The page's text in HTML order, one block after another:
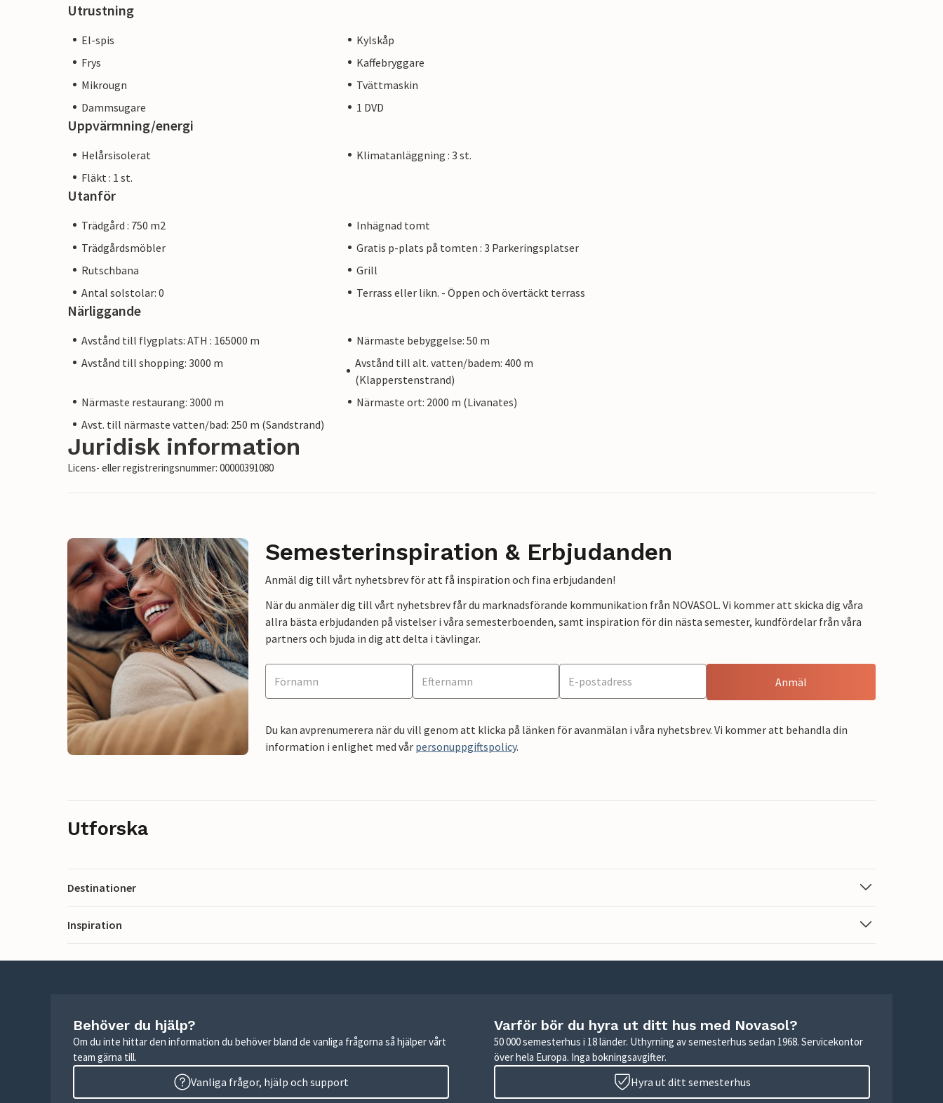
Utrustning
El-spis
Kylskåp
Frys
Kaffebryggare
Mikrougn
Tvättmaskin
Dammsugare
1 DVD
Uppvärmning/energi
Helårsisolerat
Klimatanläggning : 3 st.
Fläkt : 1 st.
Utanför
Trädgård : 750 m2
Inhägnad tomt
Trädgårdsmöbler
Gratis p-plats på tomten : 3 Parkeringsplatser
Rutschbana
Grill
Antal solstolar: 0
Terrass eller likn. - Öppen och övertäckt terrass
Närliggande
Avstånd till flygplats: ATH : 165000 m
Närmaste bebyggelse: 50 m
Avstånd till shopping: 3000 m
Avstånd till alt. vatten/badem: 400 m
(Klapperstenstrand)
Närmaste restaurang: 3000 m
Närmaste ort: 2000 m (Livanates)
Avst. till närmaste vatten/bad: 250 m (Sandstrand)
Juridisk information
Licens- eller registreringsnummer: 00000391080
Semesterinspiration & Erbjudanden
Anmäl dig till vårt nyhetsbrev för att få inspiration och fina erbjudanden!
När du anmäler dig till vårt nyhetsbrev får du marknadsförande kommunikation från NOVASOL. Vi kommer att skicka dig våra
allra bästa erbjudanden på vistelser i våra semesterboenden, samt inspiration för din nästa semester, kundfördelar från våra
partners och bjuda in dig att delta i tävlingar.
Anmäl
Du kan avprenumerera när du vill genom att klicka på länken för avanmälan i våra nyhetsbrev. Vi kommer att behandla din
information i enlighet med vår personuppgiftspolicy.
Utforska
Destinationer
Inspiration
Behöver du hjälp?
Om du inte hittar den information du behöver bland de vanliga frågorna så hjälper vårt
team gärna till.
Vanliga frågor, hjälp och support
Varför bör du hyra ut ditt hus med Novasol?
50 000 semesterhus i 18 länder. Uthyrning av semesterhus sedan 1968. Servicekontor
över hela Europa. Inga bokningsavgifter.
Hyra ut ditt semesterhus